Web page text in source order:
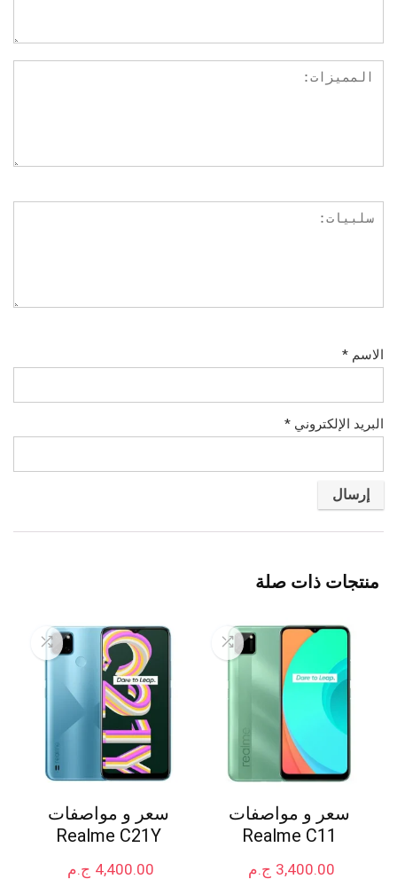
الاسم *
البريد الإلكتروني *
منتجات ذات صلة
سعر و مواصفات
Realme C11
ج.م 3,400.00
سعر و مواصفات
Realme C21Y
ج.م 4,400.00